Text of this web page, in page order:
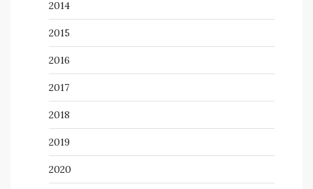
2014
2015
2016
2017
2018
2019
2020